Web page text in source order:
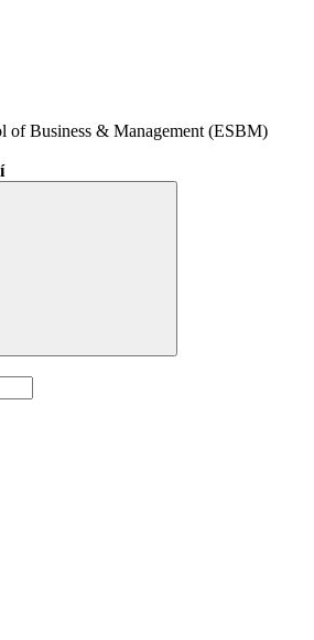
of Business & Management (ESBM)